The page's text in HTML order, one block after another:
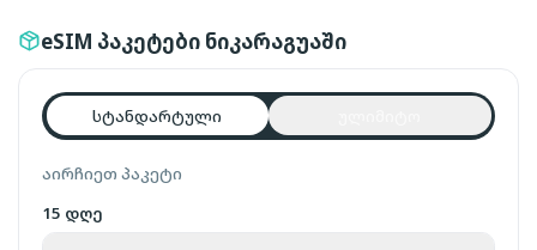
eSIM პაკეტები ნიკარაგუაში
სტანდარტული
აირჩიეთ პაკეტი
15 დღე